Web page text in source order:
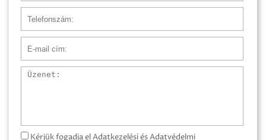
Üzenet
Kérjük fogadja el Adatkezelési és Adatvédelmi